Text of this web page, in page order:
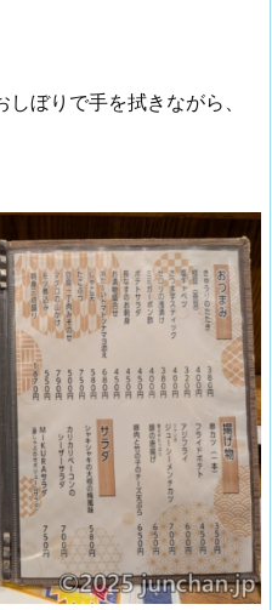
ぼりで手を拭きながら、